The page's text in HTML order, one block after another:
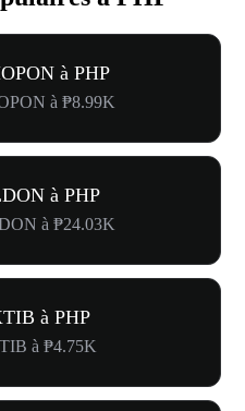
à PHP
à ₱8.99K
à PHP
à ₱24.03K
à PHP
à ₱4.75K